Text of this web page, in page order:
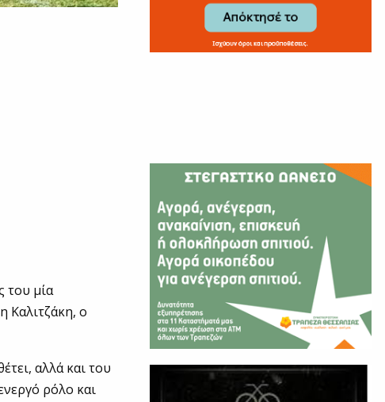
του μία
Καλιτζάκη, ο
αλλά και του
ρόλο και